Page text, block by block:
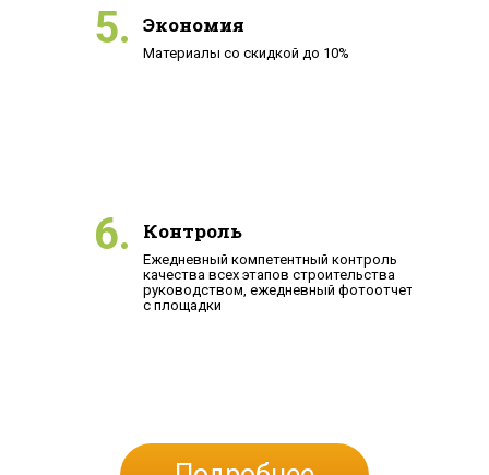
5. Экономия
Материалы со скидкой до 10%
6. Контроль
Ежедневный компетентный контроль
качества всех этапов строительства
руководством, ежедневный фотоотчет
с площадки